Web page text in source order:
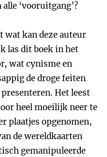
‘vooruitgang’?
wat kan deze auteur
las dit boek in het
wat cynisme en
de droge feiten
Het leest
heel moeilijk neer te
plaatjes opgenomen,
de wereldkaarten
gemanipuleerde